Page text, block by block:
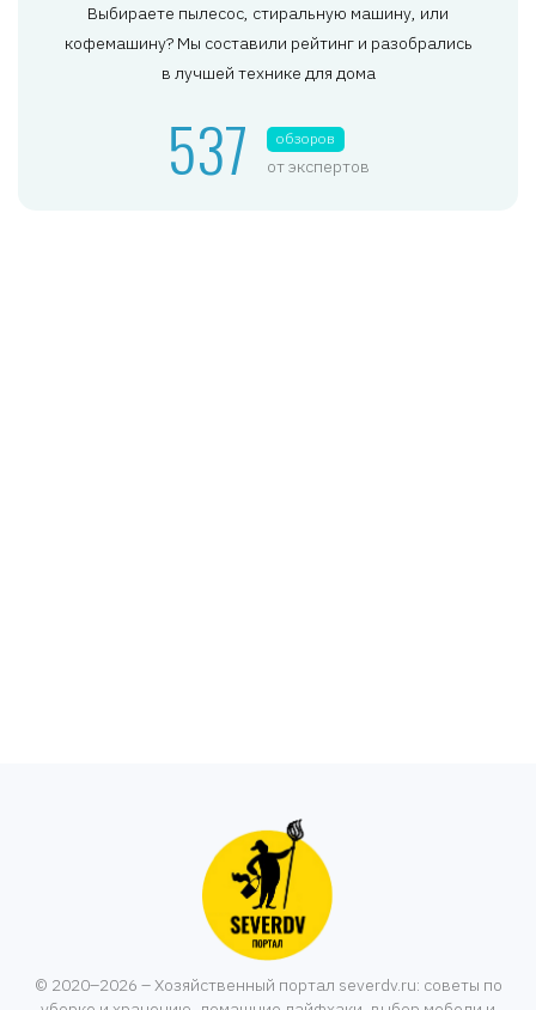
Выбираете пылесос, стиральную машину, или
кофемашину? Мы составили рейтинг и разобрались
в лучшей технике для дома
537 обзоров
от экспертов
© 2020–2026 – Хозяйственный портал severdv.ru: советы по